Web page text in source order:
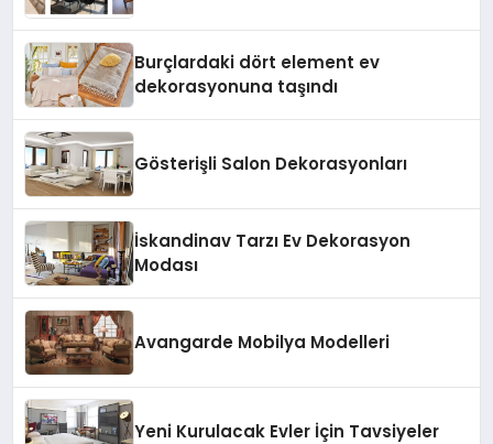
Burçlardaki dört element ev
dekorasyonuna taşındı
Gösterişli Salon Dekorasyonları
İskandinav Tarzı Ev Dekorasyon
Modası
Avangarde Mobilya Modelleri
Yeni Kurulacak Evler İçin Tavsiyeler